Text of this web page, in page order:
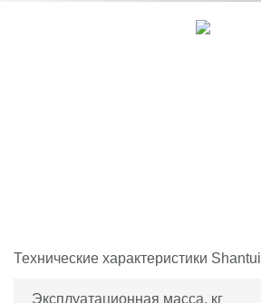
Технические характеристики Shantui
Эксплуатационная масса, кг